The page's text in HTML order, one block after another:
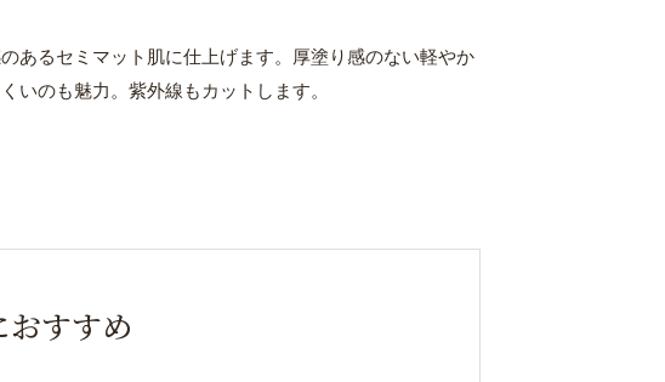
あるセミマット肌に仕上げます。厚塗り感のない軽やか
いのも魅力。紫外線もカットします。
おすすめ